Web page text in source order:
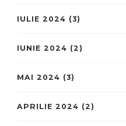
IULIE 2024 (3)
IUNIE 2024 (2)
MAI 2024 (3)
APRILIE 2024 (2)